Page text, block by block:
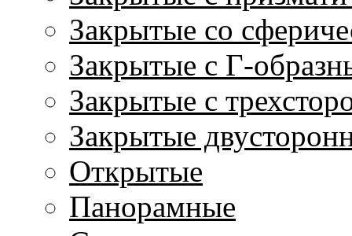
Закрытые со
Закрытые с Г-
Закрытые с
Закрытые
Открытые
Панорамные